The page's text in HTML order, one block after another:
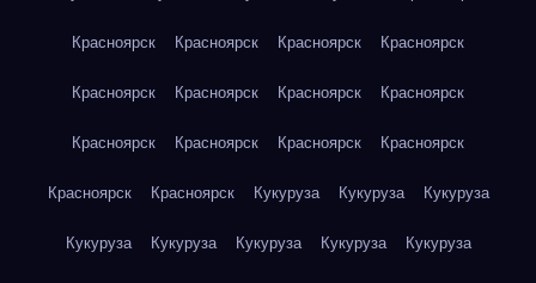
Красноярск Красноярск Красноярск Красноярск
Красноярск Красноярск Красноярск Красноярск
Красноярск Красноярск Красноярск Красноярск
Красноярск Красноярск Кукуруза Кукуруза Кукуруза
Кукуруза Кукуруза Кукуруза Кукуруза Кукуруза